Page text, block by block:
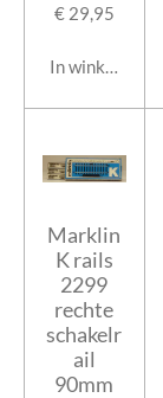
€ 29,95
In winkelwagen
Marklin
K rails
2299
rechte
schakelr
ail
90mm